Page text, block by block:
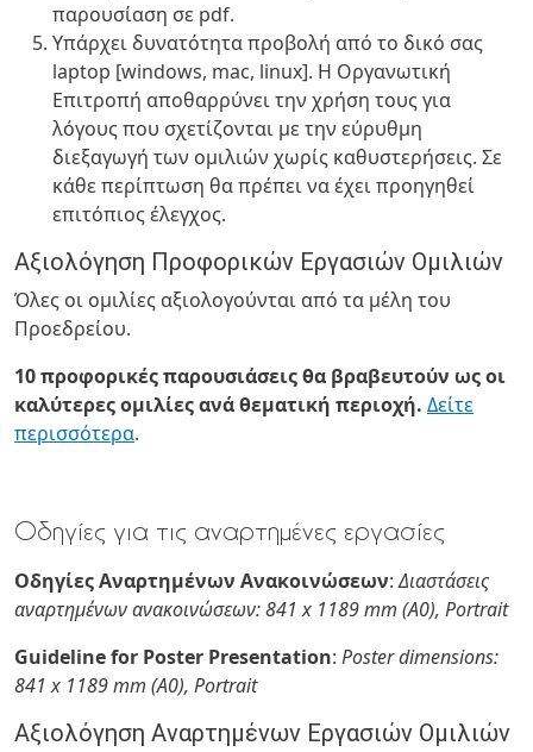
παρουσίαση σε pdf.
Υπάρχει δυνατότητα προβολή από το δικό σας
laptop [windows, mac, linux]. Η Οργανωτική
Επιτροπή αποθαρρύνει την χρήση τους για
λόγους που σχετίζονται με την εύρυθμη
διεξαγωγή των ομιλιών χωρίς καθυστερήσεις. Σε
κάθε περίπτωση θα πρέπει να έχει προηγηθεί
επιτόπιος έλεγχος.
Αξιολόγηση Προφορικών Εργασιών Ομιλιών
Όλες οι ομιλίες αξιολογούνται από τα μέλη του
Προεδρείου.
10 προφορικές παρουσιάσεις θα βραβευτούν ως οι
καλύτερες ομιλίες ανά θεματική περιοχή. Δείτε
περισσότερα.
Οδηγίες για τις αναρτημένες εργασίες
Οδηγίες Αναρτημένων Ανακοινώσεων:Διαστάσεις
αναρτημένων ανακοινώσεων: 841x 1189 mm (A0), Portrait
Guideline for Poster Presentation: Poster dimensions:
841 x 1189 mm (A0), Portrait
Αξιολόγηση Αναρτημένων Εργασιών Ομιλιών